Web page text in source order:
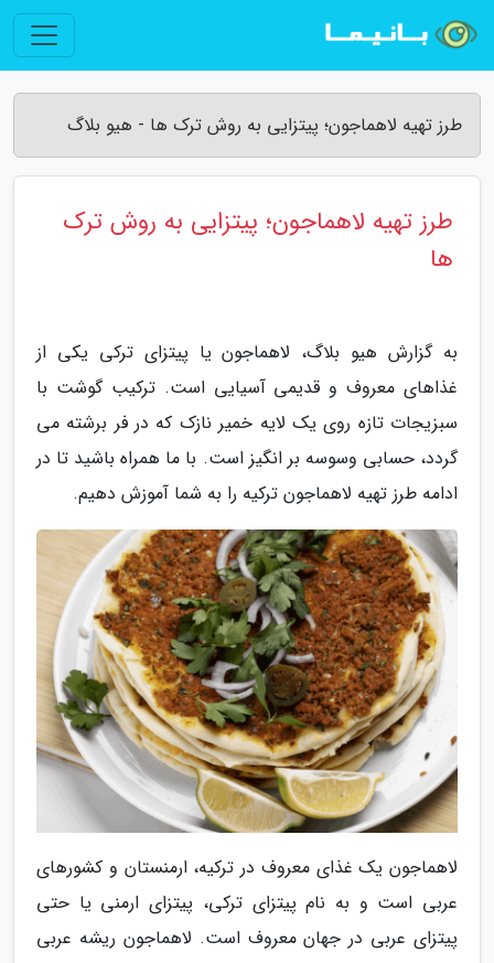
طرز تهیه لاهماجون؛ پیتزایی به روش ترک ها - هیو بلاگ
طرز تهیه لاهماجون؛ پیتزایی به روش ترک
ها
به گزارش هیو بلاگ، لاهماجون یا پیتزای ترکی یکی از
غذاهای معروف و قدیمی آسیایی است. ترکیب گوشت با
سبزیجات تازه روی یک لایه خمیر نازک که در فر برشته می
گردد، حسابی وسوسه بر انگیز است. با ما همراه باشید تا در
ادامه طرز تهیه لاهماجون ترکیه را به شما آموزش دهیم.
لاهماجون یک غذای معروف در ترکیه، ارمنستان و کشورهای
عربی است و به نام پیتزای ترکی، پیتزای ارمنی یا حتی
پیتزای عربی در جهان معروف است. لاهماجون ریشه عربی